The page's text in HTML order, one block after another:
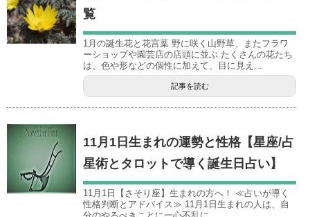
覧
1月の誕生花と花言葉 野に咲く山野草、またフラワ
ーショップや園芸店の店頭に並ぶ たくさんの花たち
は、色や形などの個性に加えて、目に見え...
記事を読む
11月1日生まれの運勢と性格【星座/占
星術とタロットで導く誕生日占い】
11月1日【さそり座】生まれの方へ！ ≪占いが導く
性格判断とアドバイス≫ 11月1日生まれの人は、自